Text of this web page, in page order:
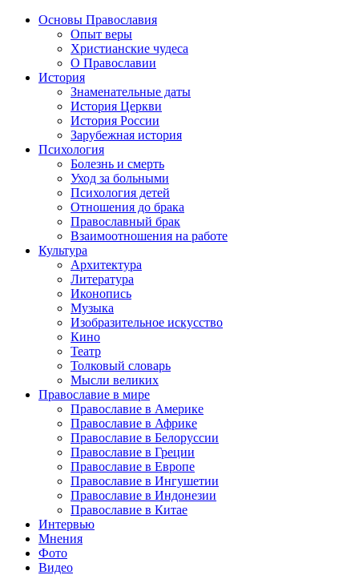
Основы Православия
Опыт веры
Христианские чудеса
О Православии
История
Знаменательные даты
История Церкви
История России
Зарубежная история
Психология
Болезнь и смерть
Уход за больными
Психология детей
Отношения до брака
Православный брак
Взаимоотношения на работе
Культура
Архитектура
Литература
Иконопись
Музыка
Изобразительное искусство
Кино
Театр
Толковый словарь
Мысли великих
Православие в мире
Православие в Америке
Православие в Африке
Православие в Белоруссии
Православие в Греции
Православие в Европе
Православие в Ингушетии
Православие в Индонезии
Православие в Китае
Интервью
Мнения
Фото
Видео